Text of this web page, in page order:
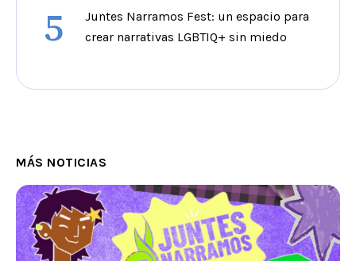
5
Juntes Narramos Fest: un espacio para
crear narrativas LGBTIQ+ sin miedo
MÁS NOTICIAS